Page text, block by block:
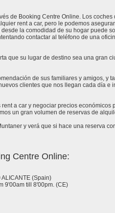
de Booking Centre Online. Los
rent a car, pero le podemos
la comodidad de su hogar puede
contactar al teléfono de una
que su lugar de destino sea una gran
de sus familiares y amigos, y
clientes que nos llegan cada día e
a car y negociar precios
un gran volumen de reservas de
y verá que si hace una reserva
Centre Online:
ALICANTE (Spain)
9'00am till 8'00pm. (CE)